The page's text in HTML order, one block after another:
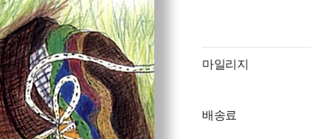
마일리지
배송료